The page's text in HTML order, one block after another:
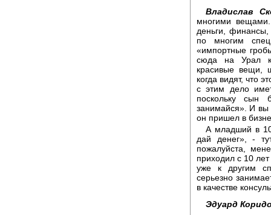
Владислав
многими
деньги,
по многим
«импортные
сюда на Урал
красивые вещи,
когда видят, что
с этим дело
поскольку
занимайся». И вы
он пришел в
А младший в 10
дай денег», -
пожалуйста,
приходил с 10
уже к другим
серьезно
в качестве
Эдуард